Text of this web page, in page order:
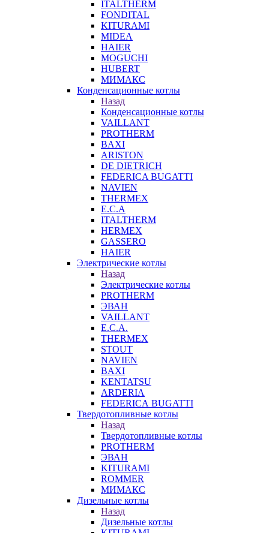
ITALTHERM
FONDITAL
KITURAMI
MIDEA
HAIER
MOGUCHI
HUBERT
МИМАКС
Конденсационные котлы
Назад
Конденсационные котлы
VAILLANT
PROTHERM
BAXI
ARISTON
DE DIETRICH
FEDERICA BUGATTI
NAVIEN
THERMEX
E.C.A
ITALTHERM
HERMEX
GASSERO
HAIER
Электрические котлы
Назад
Электрические котлы
PROTHERM
ЭВАН
VAILLANT
E.C.A.
THERMEX
STOUT
NAVIEN
BAXI
KENTATSU
ARDERIA
FEDERICА BUGATTI
Твердотопливные котлы
Назад
Твердотопливные котлы
PROTHERM
ЭВАН
KITURAMI
ROMMER
МИМАКС
Дизельные котлы
Назад
Дизельные котлы